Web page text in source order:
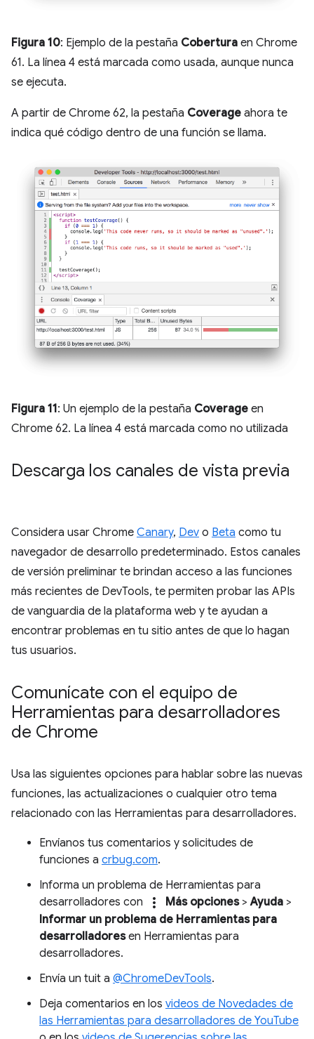
Figura 10: Ejemplo de la pestaña Cobertura en Chrome
61. La línea 4 está marcada como usada, aunque nunca
se ejecuta.
A partir de Chrome 62, la pestaña Coverage ahora te
indica qué código dentro de una función se llama.
Figura 11: Un ejemplo de la pestaña Coverage en
Chrome 62. La línea 4 está marcada como no utilizada
Descarga los canales de vista previa
Considera usar Chrome Canary, Dev o Beta como tu
navegador de desarrollo predeterminado. Estos canales
de versión preliminar te brindan acceso a las funciones
más recientes de DevTools, te permiten probar las APIs
de vanguardia de la plataforma web y te ayudan a
encontrar problemas en tu sitio antes de que lo hagan
tus usuarios.
Comunícate con el equipo de
Herramientas para desarrolladores
de Chrome
Usa las siguientes opciones para hablar sobre las nuevas
funciones, las actualizaciones o cualquier otro tema
relacionado con las Herramientas para desarrolladores.
Envíanos tus comentarios y solicitudes de
funciones a crbug.com.
Informa un problema de Herramientas para
desarrolladores con
more_vert Más opciones>Ayuda >
Informar un problema de Herramientas para
desarrolladoresen Herramientas para
desarrolladores.
Envía un tuit a @ChromeDevTools.
Deja comentarios en los videos de Novedades de
las Herramientas para desarrolladores de YouTube